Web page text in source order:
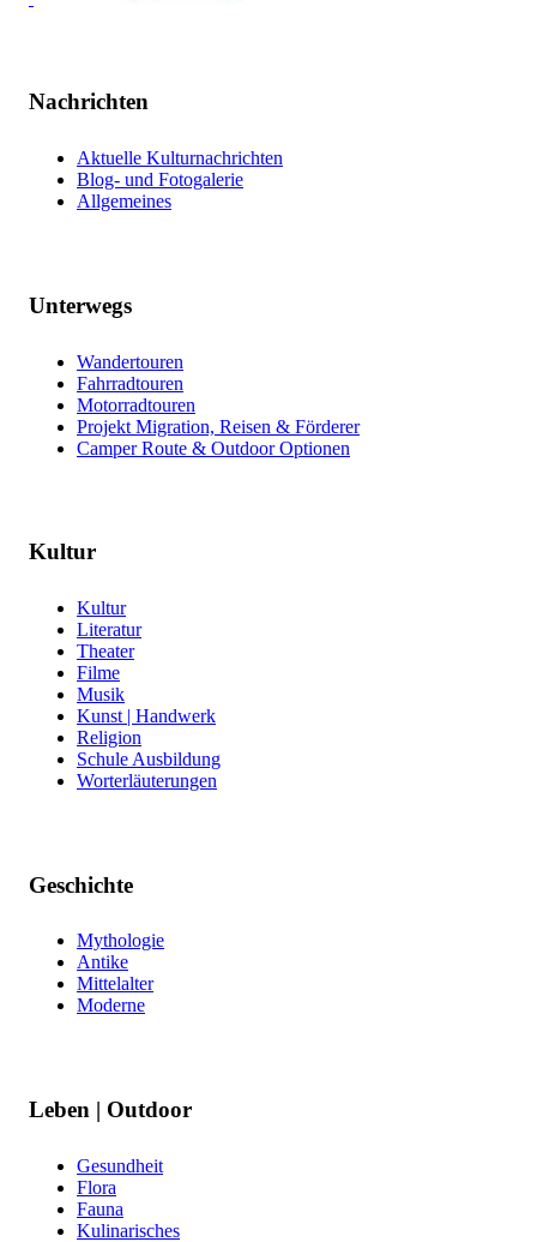
Nachrichten
Aktuelle Kulturnachrichten
Blog- und Fotogalerie
Allgemeines
Unterwegs
Wandertouren
Fahrradtouren
Motorradtouren
Projekt Migration, Reisen & Förderer
Camper Route & Outdoor Optionen
Kultur
Kultur
Literatur
Theater
Filme
Musik
Kunst | Handwerk
Religion
Schule Ausbildung
Worterläuterungen
Geschichte
Mythologie
Antike
Mittelalter
Moderne
Leben | Outdoor
Gesundheit
Flora
Fauna
Kulinarisches